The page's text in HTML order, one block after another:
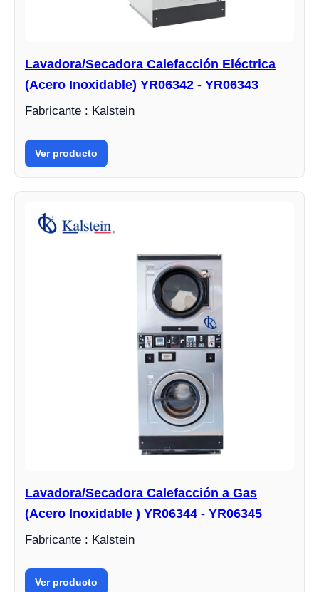
Lavadora/Secadora Calefacción Eléctrica
(Acero Inoxidable) YR06342 - YR06343
Fabricante : Kalstein
Ver producto
Lavadora/Secadora Calefacción a Gas
(Acero Inoxidable ) YR06344 - YR06345
Fabricante : Kalstein
Ver producto